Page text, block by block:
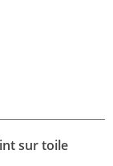
sur toile